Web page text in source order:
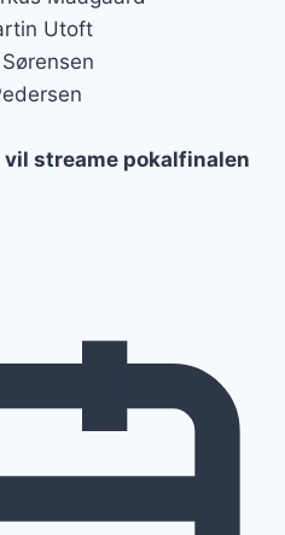
Utoft
streame pokalfinalen